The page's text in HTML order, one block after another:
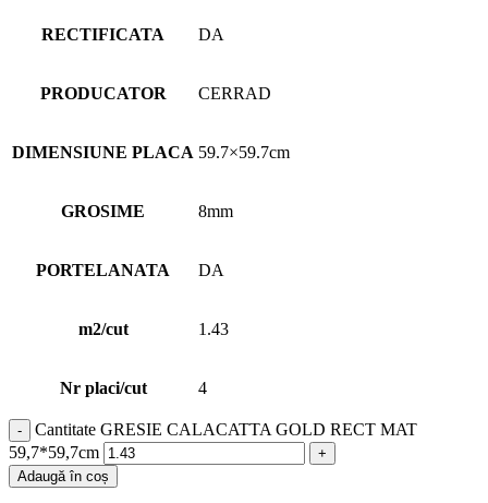
RECTIFICATA DA
PRODUCATOR CERRAD
DIMENSIUNE PLACA 59.7×59.7cm
GROSIME 8mm
PORTELANATA DA
m2/cut 1.43
Nr placi/cut 4
Cantitate GRESIE CALACATTA GOLD RECT MAT
59,7*59,7cm
Adaugă în coș